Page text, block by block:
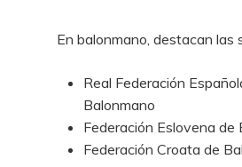
En balonmano, destacan las
Real Federación
Balonmano
Federación Eslovena de
Federación Croata de